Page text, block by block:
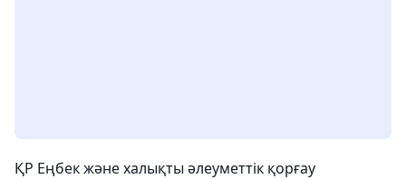
ҚР Еңбек және халықты әлеуметтік қорғау